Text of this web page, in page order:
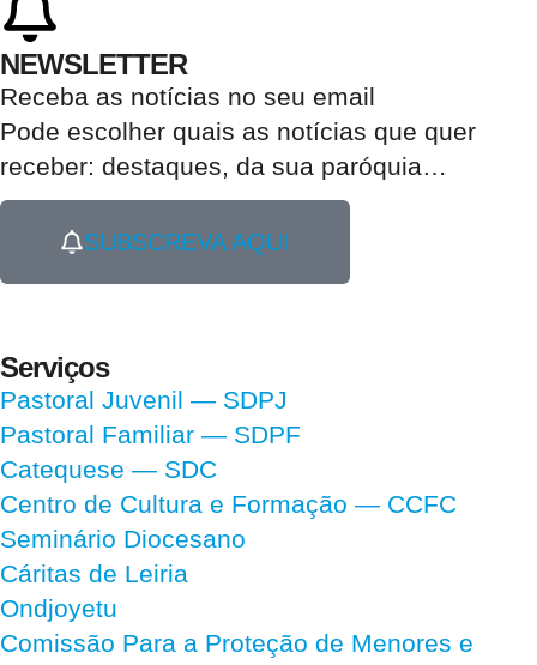
NEWSLETTER
Receba as notícias no seu email​
Pode escolher quais as notícias que quer
receber: destaques, da sua paróquia…
SUBSCREVA AQUI
Serviços
Pastoral Juvenil — SDPJ
Pastoral Familiar — SDPF
Catequese — SDC
Centro de Cultura e Formação — CCFC
Seminário Diocesano
Cáritas de Leiria
Ondjoyetu
Comissão Para a Proteção de Menores e